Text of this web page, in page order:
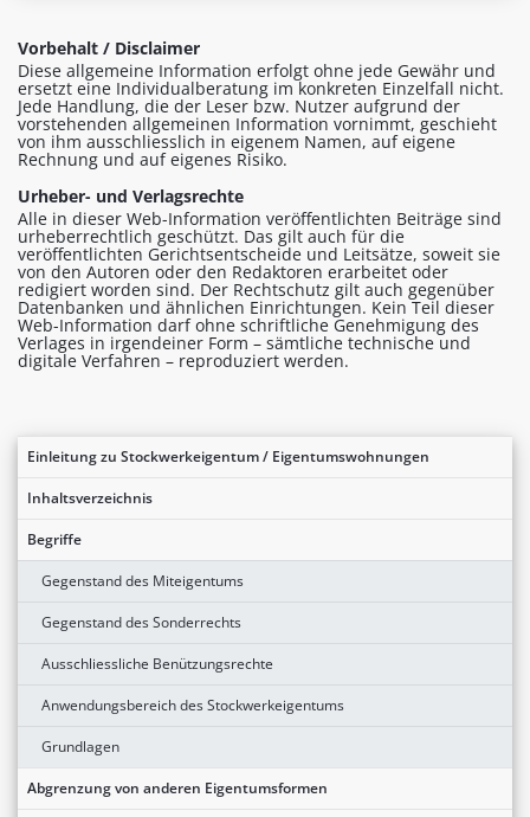
Einleitung zu Stockwerkeigentum / Eigentumswohnungen
Inhaltsverzeichnis
Begriffe
Gegenstand des Miteigentums
Gegenstand des Sonderrechts
Ausschliessliche Benützungsrechte
Anwendungsbereich des Stockwerkeigentums
Grundlagen
Abgrenzung von anderen Eigentumsformen
Vorbehalt / Disclaimer
Diese allgemeine Information erfolgt ohne jede Gewähr und
ersetzt eine Individualberatung im konkreten Einzelfall nicht.
Jede Handlung, die der Leser bzw. Nutzer aufgrund der
vorstehenden allgemeinen Information vornimmt, geschieht
von ihm ausschliesslich in eigenem Namen, auf eigene
Rechnung und auf eigenes Risiko.
Urheber- und Verlagsrechte
Alle in dieser Web-Information veröffentlichten Beiträge sind
urheberrechtlich geschützt. Das gilt auch für die
veröffentlichten Gerichtsentscheide und Leitsätze, soweit sie
von den Autoren oder den Redaktoren erarbeitet oder
redigiert worden sind. Der Rechtschutz gilt auch gegenüber
Datenbanken und ähnlichen Einrichtungen. Kein Teil dieser
Web-Information darf ohne schriftliche Genehmigung des
Verlages in irgendeiner Form – sämtliche technische und
digitale Verfahren – reproduziert werden.